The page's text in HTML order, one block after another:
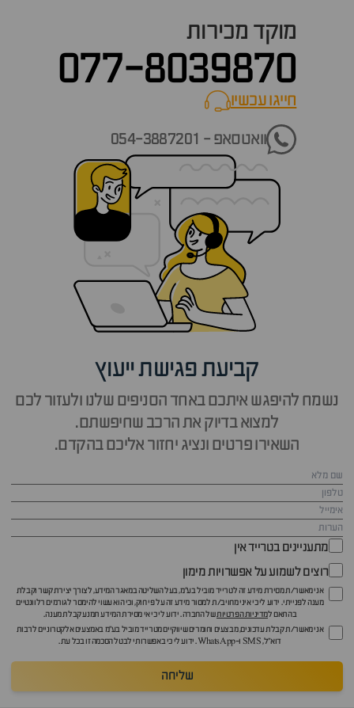
מוקד מכירות
077-8039870
חייגו עכשיוcall now
וואטסאפ - 054-3887201
קביעת פגישת ייעוץ
נשמח להיפגש איתכם באחד הסניפים שלנו ולעזור לכם
למצוא בדיוק את הרכב שחיפשתם.
השאירו פרטים ונציג יחזור אליכם בהקדם.
מתעניינים בטרייד אין
רוצים לשמוע על אפשרויות מימון
אני מאשר/ת מסירת מידע זה לטרייד מוביל בע"מ, בעל השליטה במאגר המידע, לצורך יצירת קשר וקבלת
מענה לפנייתי. ידוע לי כי איני מחויב/ת למסור מידע זה על פי חוק, וכי הוא עשוי להימסר לגורמים רלוונטיים
בהתאם למדיניות הפרטיותשל החברה. ידוע לי כי אי מסירת המידע תמנע קבלת מענה.
אני מאשר/ת קבלת עדכונים, מבצעים וחומרים שיווקיים מטרייד מוביל בע"מ באמצעים אלקטרוניים לרבות
דוא״ל, SMS ו-WhatsApp. ידוע לי כי באפשרותי לבטל הסכמה זו בכל עת.
שליחה